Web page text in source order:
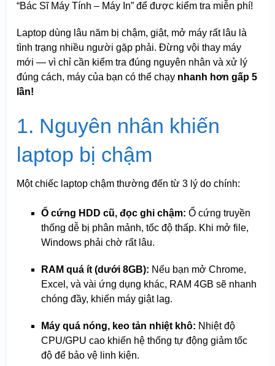
“Bác Sĩ Máy Tính – Máy In” để được kiểm tra miễn phí!
Laptop dùng lâu năm bị chậm, giật, mở máy rất lâu là
tình trạng nhiều người gặp phải. Đừng vội thay máy
mới — vì chỉ cần kiểm tra đúng nguyên nhân và xử lý
đúng cách, máy của bạn có thể chạy nhanh hơn gấp 5
lần!
1. Nguyên nhân khiến
laptop bị chậm
Một chiếc laptop chậm thường đến từ 3 lý do chính:
Ổ cứng HDD cũ, đọc ghi chậm: Ổ cứng truyền
thống dễ bị phân mảnh, tốc độ thấp. Khi mở file,
Windows phải chờ rất lâu.
RAM quá ít (dưới 8GB): Nếu bạn mở Chrome,
Excel, và vài ứng dụng khác, RAM 4GB sẽ nhanh
chóng đầy, khiến máy giật lag.
Máy quá nóng, keo tản nhiệt khô: Nhiệt độ
CPU/GPU cao khiến hệ thống tự động giảm tốc
độ để bảo vệ linh kiện.